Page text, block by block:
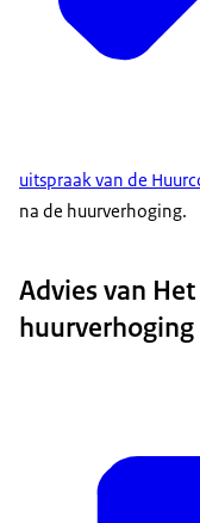
uitspraak van de
na de huurverhoging.
Advies van
huurverhoging